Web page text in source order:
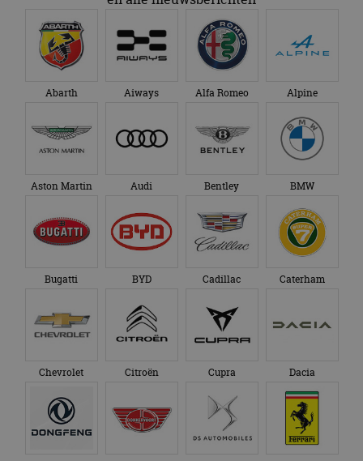
Abarth Aiways Alfa Romeo Alpine
Aston Martin Audi Bentley BMW
Bugatti BYD Cadillac Caterham
Chevrolet Citroën Cupra Dacia